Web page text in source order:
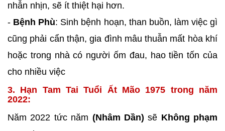
nhẫn nhịn, sẽ ít thiệt hại hơn.
- Bệnh Phù: Sinh bệnh hoạn, than buồn, làm việc gì
cũng phải cẩn thận, gia đình mâu thuẫn mất hòa khí
hoặc trong nhà có người ốm đau, hao tiền tốn của
cho nhiều việc
3. Hạn Tam Tai Tuổi Ất Mão 1975 trong năm
2022:
Năm 2022 tức năm (Nhâm Dần) sẽ Không phạm